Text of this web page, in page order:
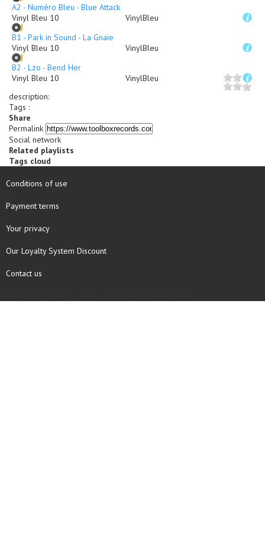
A2 - Numéro Bleu - Blue Attack
Vinyl Bleu 10
VinylBleu
B1 - Park in Sound - La Gnaie
Vinyl Bleu 10
VinylBleu
B2 - Lzo - Bend Her
Vinyl Bleu 10
VinylBleu
description:
Tags :
Share
Permalink
Social network
Related playlists
Tags cloud
Conditions of use
Payment terms
Your privacy
Our Loyalty System Discount
Contact us